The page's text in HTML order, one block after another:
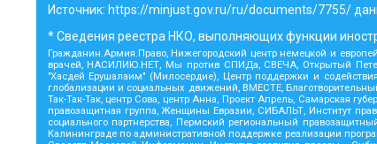
Источник: https://minjust.gov.ru/ru/documents/7755/
* Сведения реестра НКО, выполняющих функции
Гражданин.Армия.Право, Нижегородский центр немецкой и
врачей, НАСИЛИЮ.НЕТ, Мы против СПИДа, СВЕЧА, Открытый
"Хасдей Ерушалаим" (Милосердие), Центр поддержки и
глобализации и социальных движений, ВМЕСТЕ,
Так-Так-Так, центр Сова, центр Анна, Проект Апрель, Самарская
правозащитная группа, Женщины Евразии, СИБАЛЬТ, Институт
социального партнерства, Пермский региональный
Калининграде по административной поддержке реализации